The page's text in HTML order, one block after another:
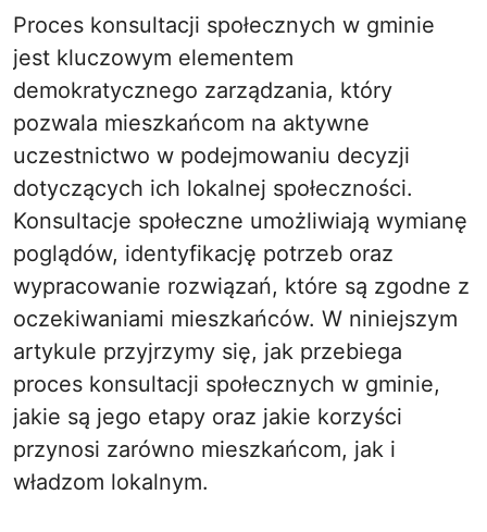
Proces konsultacji społecznych w gminie
jest kluczowym elementem
demokratycznego zarządzania, który
pozwala mieszkańcom na aktywne
uczestnictwo w podejmowaniu decyzji
dotyczących ich lokalnej społeczności.
Konsultacje społeczne umożliwiają wymianę
poglądów, identyfikację potrzeb oraz
wypracowanie rozwiązań, które są zgodne z
oczekiwaniami mieszkańców. W niniejszym
artykule przyjrzymy się, jak przebiega
proces konsultacji społecznych w gminie,
jakie są jego etapy oraz jakie korzyści
przynosi zarówno mieszkańcom, jak i
władzom lokalnym.